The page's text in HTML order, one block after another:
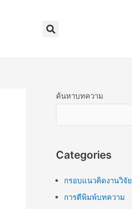
Search
ค้นหาบทความ
Categories
กรอบแนวคิดงานวิจัย
การตีพิมพ์บทความ